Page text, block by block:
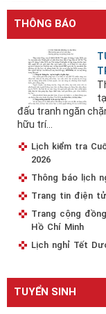
THÔNG BÁO
đấu tranh ngăn
hữu trí...
Lịch kiểm tra
2026
Thông báo lịch
Trang tin điện
Trang cộng
Hồ Chí Minh
Lịch nghỉ Tết
TUYỂN SINH